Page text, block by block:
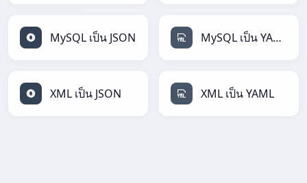
MySQL เป็น JSON MySQL เป็น YAML
XML เป็น JSON XML เป็น YAML